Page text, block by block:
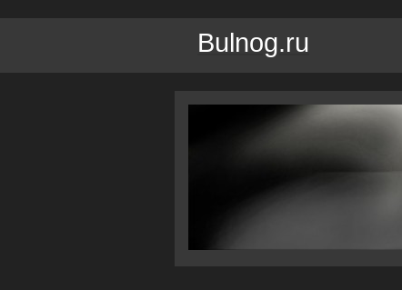
Bulnog.ru